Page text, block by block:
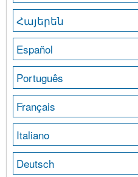
Հայերեն
Español
Português
Français
Italiano
Deutsch